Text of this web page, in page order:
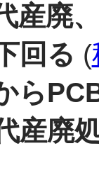
産廃
回る (
ら
産廃